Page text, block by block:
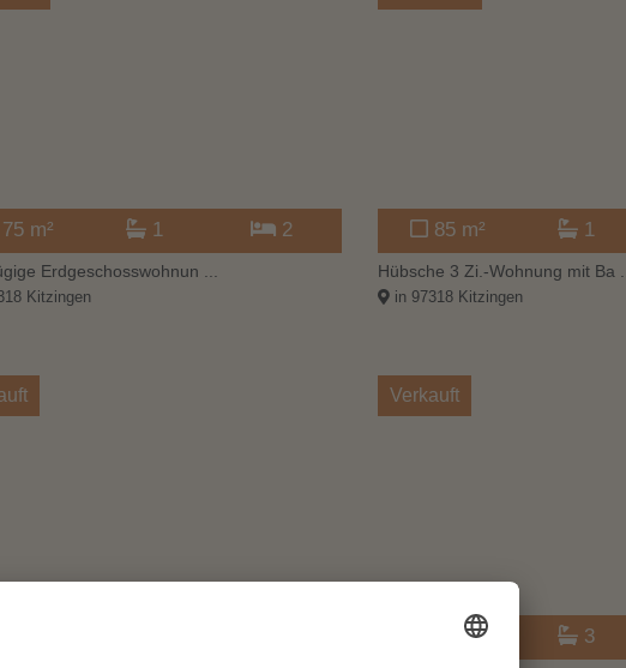
75 m² 1 2
Erdgeschosswohnun ...
Kitzingen
85 m² 1
Hübsche 3 Zi.-Wohnung mit Ba ...
in 97318 Kitzingen
Verkauft
151 m² 3